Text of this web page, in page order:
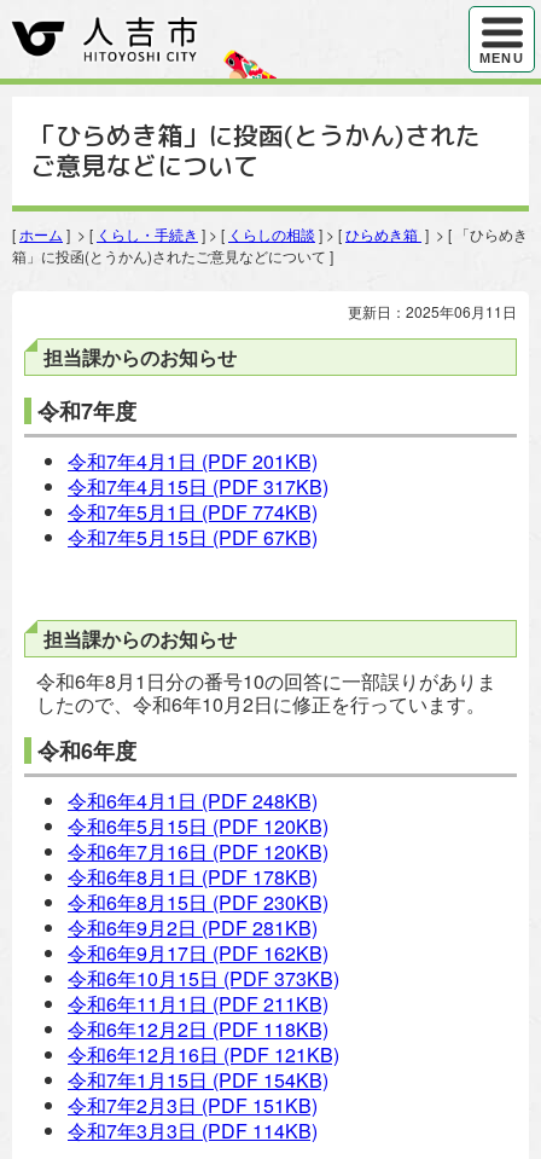
ハンバ
MENU
「ひらめき箱」に投函(とうかん)された
ご意見などについて
[ ホーム ] > [ くらし・手続き ] > [ くらしの相談 ] > [ひらめき箱 ] > [ 「ひらめき
箱」に投函(とうかん)されたご意見などについて ]
更新日：2025年06月11日
担当課からのお知らせ
令和7年度
令和7年4月1日 (PDF 201KB)
令和7年4月15日 (PDF 317KB)
令和7年5月1日 (PDF 774KB)
令和7年5月15日 (PDF 67KB)
担当課からのお知らせ
令和6年8月1日分の番号10の回答に一部誤りがありま
したので、令和6年10月2日に修正を行っています。
令和6年度
令和6年4月1日 (PDF 248KB)
令和6年5月15日 (PDF 120KB)
令和6年7月16日 (PDF 120KB)
令和6年8月1日 (PDF 178KB)
令和6年8月15日 (PDF 230KB)
令和6年9月2日 (PDF 281KB)
令和6年9月17日 (PDF 162KB)
令和6年10月15日 (PDF 373KB)
令和6年11月1日 (PDF 211KB)
令和6年12月2日 (PDF 118KB)
令和6年12月16日 (PDF 121KB)
令和7年1月15日 (PDF 154KB)
令和7年2月3日 (PDF 151KB)
令和7年3月3日 (PDF 114KB)